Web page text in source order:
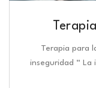
Terapia para
inseguridad “ La